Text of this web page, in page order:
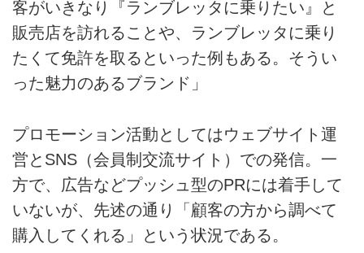
客がいきなり『ランブレッタに乗りたい』と
販売店を訪れることや、ランブレッタに乗り
たくて免許を取るといった例もある。そうい
った魅力のあるブランド」
プロモーション活動としてはウェブサイト運
営とSNS（会員制交流サイト）での発信。一
方で、広告などプッシュ型のPRには着手して
いないが、先述の通り「顧客の方から調べて
購入してくれる」という状況である。